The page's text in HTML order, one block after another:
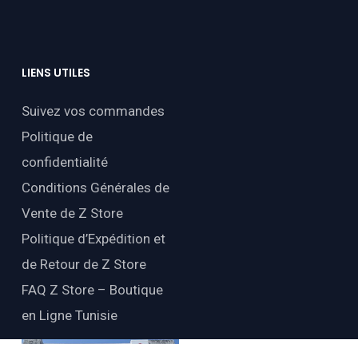
LIENS UTILES
Suivez vos commandes
Politique de
confidentialité
Conditions Générales de
Vente de Z Store
Politique d’Expédition et
de Retour de Z Store
FAQ Z Store – Boutique
en Ligne Tunisie